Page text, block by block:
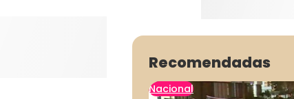
Recomendadas
Nacional